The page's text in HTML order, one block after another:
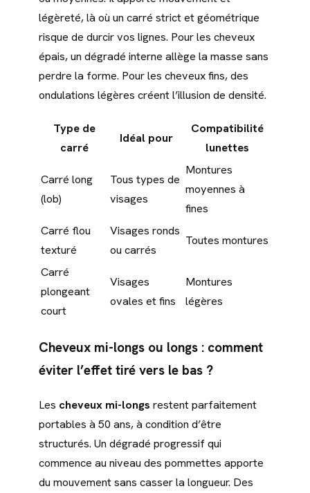
légèreté, là où un carré strict et géométrique
risque de durcir vos lignes. Pour les cheveux
épais, un dégradé interne allège la masse sans
perdre la forme. Pour les cheveux fins, des
ondulations légères créent l’illusion de densité.
Type de
carré
Idéal pour
Compatibilité
lunettes
Carré long
(lob)
Tous types de
visages
Montures
moyennes à
fines
Carré flou
texturé
Visages ronds
ou carrés
Toutes montures
Carré
plongeant
court
Visages
ovales et fins
Montures
légères
Cheveux mi-longs ou longs : comment
éviter l’effet tiré vers le bas ?
Les cheveux mi-longs restent parfaitement
portables à 50 ans, à condition d’être
structurés. Un dégradé progressif qui
commence au niveau des pommettes apporte
du mouvement sans casser la longueur. Des